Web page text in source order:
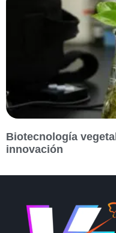
Biotecnología
innovación